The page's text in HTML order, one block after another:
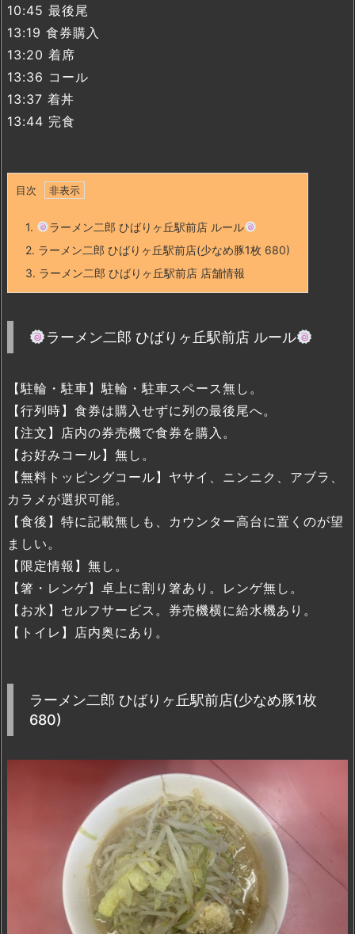
10:45 最後尾
13:19 食券購入
13:20 着席
13:36 コール
13:37 着丼
13:44 完食
目次
1.
ラーメン二郎 ひばりヶ丘駅前店 ルール
2. ラーメン二郎 ひばりヶ丘駅前店(少なめ豚1枚 680)
3. ラーメン二郎 ひばりヶ丘駅前店 店舗情報
ラーメン二郎 ひばりヶ丘駅前店 ルール
【駐輪・駐車】駐輪・駐車スペース無し。
【行列時】食券は購入せずに列の最後尾へ。
【注文】店内の券売機で食券を購入。
【お好みコール】無し。
【無料トッピングコール】ヤサイ、ニンニク、アブラ、
カラメが選択可能。
【食後】特に記載無しも、カウンター高台に置くのが望
ましい。
【限定情報】無し。
【箸・レンゲ】卓上に割り箸あり。レンゲ無し。
【お水】セルフサービス。券売機横に給水機あり。
【トイレ】店内奥にあり。
ラーメン二郎 ひばりヶ丘駅前店(少なめ豚1枚
680)